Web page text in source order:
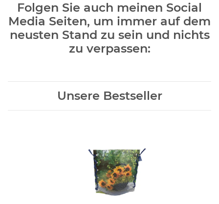
Folgen Sie auch meinen Social
Media Seiten, um immer auf dem
neusten Stand zu sein und nichts
zu verpassen:
Unsere Bestseller